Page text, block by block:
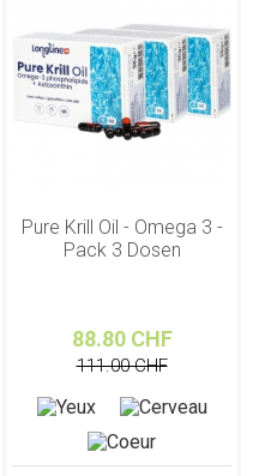
Pure Krill Oil - Omega 3 -
Pack 3 Dosen
88.80 CHF
111.00 CHF